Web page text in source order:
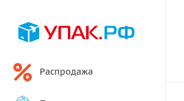
Распродажа